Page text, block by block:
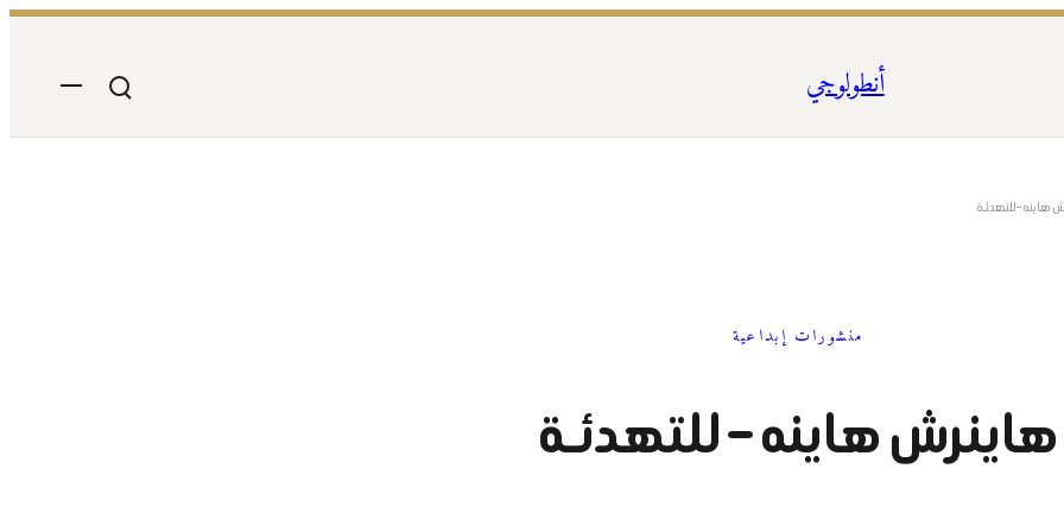
أنطولوجي
هاينه – للتهدئـة
منشورات إبداعية
هاينرش هاينه – للتهدئـة